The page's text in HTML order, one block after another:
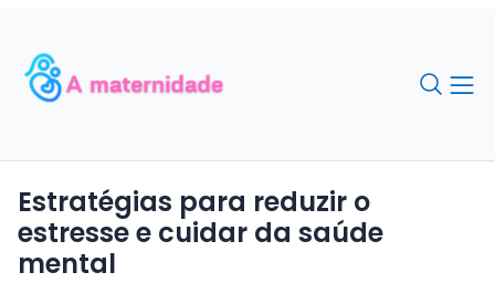
Estratégias para reduzir o
estresse e cuidar da saúde
mental